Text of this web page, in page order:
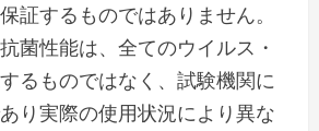
証するものではありません。
菌性能は、全てのウイルス・
るものではなく、試験機関に
り実際の使用状況により異な